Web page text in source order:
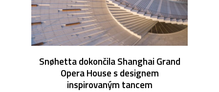
Snøhetta dokončila Shanghai Grand
Opera House s designem
inspirovaným tancem